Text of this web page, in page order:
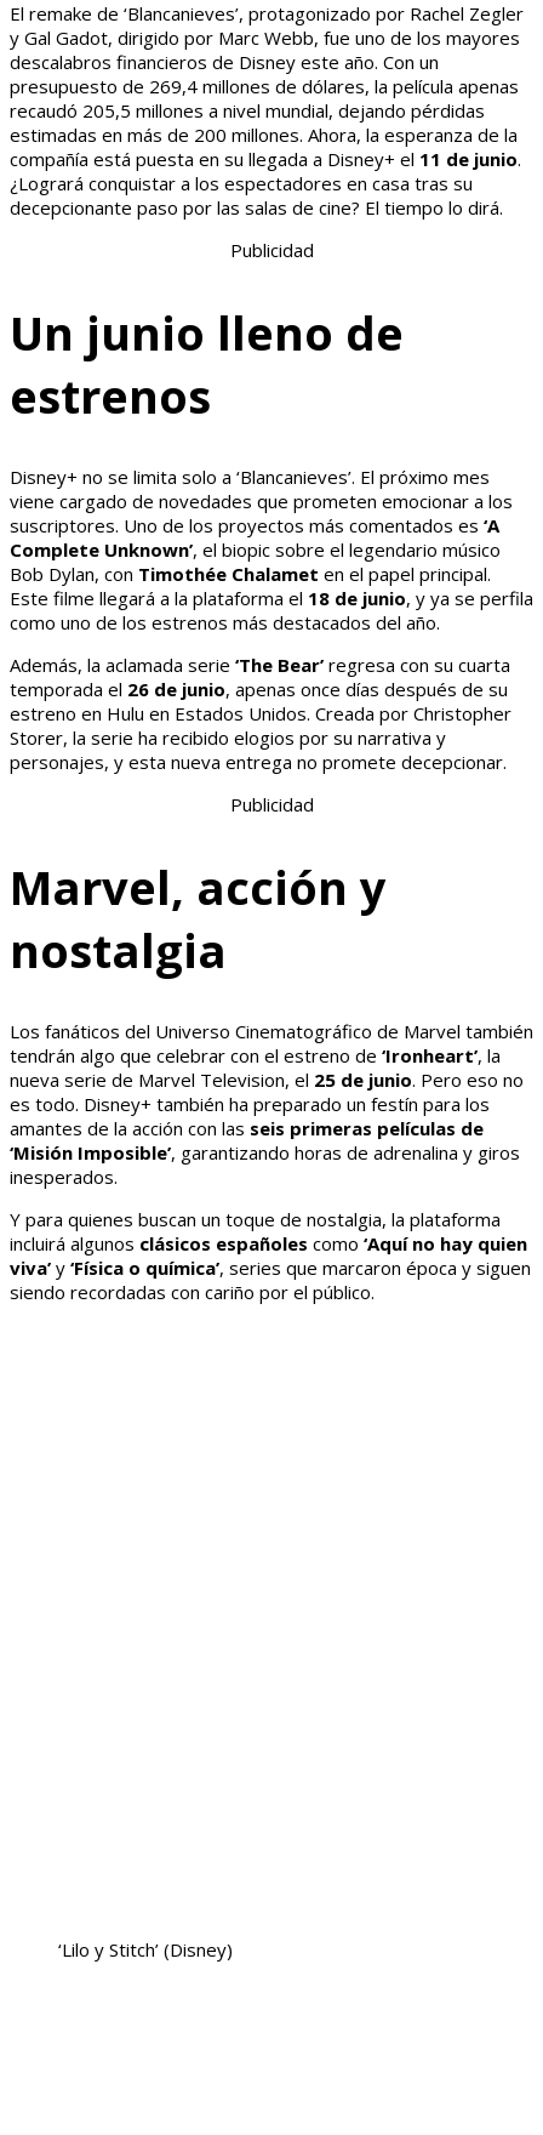
El remake de ‘Blancanieves’, protagonizado por Rachel Zegler
y Gal Gadot, dirigido por Marc Webb, fue uno de los mayores
descalabros financieros de Disney este año. Con un
presupuesto de 269,4 millones de dólares, la película apenas
recaudó 205,5 millones a nivel mundial, dejando pérdidas
estimadas en más de 200 millones. Ahora, la esperanza de la
compañía está puesta en su llegada a Disney+ el 11 de junio.
¿Logrará conquistar a los espectadores en casa tras su
decepcionante paso por las salas de cine? El tiempo lo dirá.
Publicidad
Un junio lleno de
estrenos
Disney+ no se limita solo a ‘Blancanieves’. El próximo mes
viene cargado de novedades que prometen emocionar a los
suscriptores. Uno de los proyectos más comentados es ‘A
Complete Unknown’, el biopic sobre el legendario músico
Bob Dylan, con Timothée Chalamet en el papel principal.
Este filme llegará a la plataforma el 18 de junio, y ya se perfila
como uno de los estrenos más destacados del año.
Además, la aclamada serie ‘The Bear’ regresa con su cuarta
temporada el 26 de junio, apenas once días después de su
estreno en Hulu en Estados Unidos. Creada por Christopher
Storer, la serie ha recibido elogios por su narrativa y
personajes, y esta nueva entrega no promete decepcionar.
Publicidad
Marvel, acción y
nostalgia
Los fanáticos del Universo Cinematográfico de Marvel también
tendrán algo que celebrar con el estreno de ‘Ironheart’, la
nueva serie de Marvel Television, el 25 de junio. Pero eso no
es todo. Disney+ también ha preparado un festín para los
amantes de la acción con las seis primeras películas de
‘Misión Imposible’, garantizando horas de adrenalina y giros
inesperados.
Y para quienes buscan un toque de nostalgia, la plataforma
incluirá algunos clásicos españoles como ‘Aquí no hay quien
viva’ y ‘Física o química’, series que marcaron época y siguen
siendo recordadas con cariño por el público.
‘Lilo y Stitch’ (Disney)